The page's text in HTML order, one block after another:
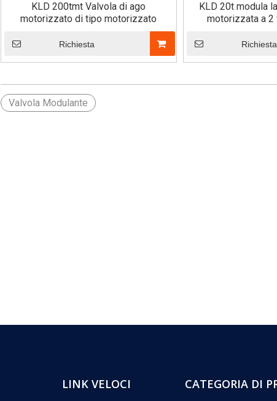
KLD 200tmt Valvola di ago
motorizzato di tipo motorizzato
Richiesta
KLD 20t modula
motorizzata a
Richiesta
Valvola Modulante
LINK VELOCI CATEGORIA DI